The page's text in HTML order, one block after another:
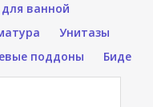
ванной
Унитазы
поддоны Биде